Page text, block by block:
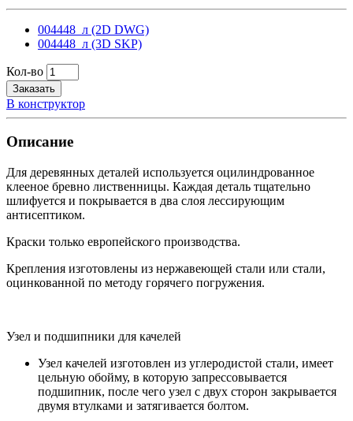
004448_л (2D DWG)
004448_л (3D SKP)
Кол-во
Заказать
В конструктор
Описание
Для деревянных деталей используется оцилиндрованное
клееное бревно лиственницы. Каждая деталь тщательно
шлифуется и покрывается в два слоя лессирующим
антисептиком.
Краски только европейского производства.
Крепления изготовлены из нержавеющей стали или стали,
оцинкованной по методу горячего погружения.
Узел и подшипники для качелей
Узел качелей изготовлен из углеродистой стали, имеет
цельную обойму, в которую запрессовывается
подшипник, после чего узел с двух сторон закрывается
двумя втулками и затягивается болтом.